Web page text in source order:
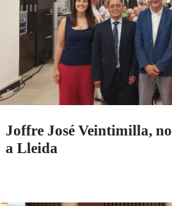
Joffre José Veintimilla,
a Lleida